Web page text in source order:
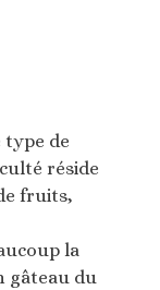
type de
réside
fruits,
la
gâteau du